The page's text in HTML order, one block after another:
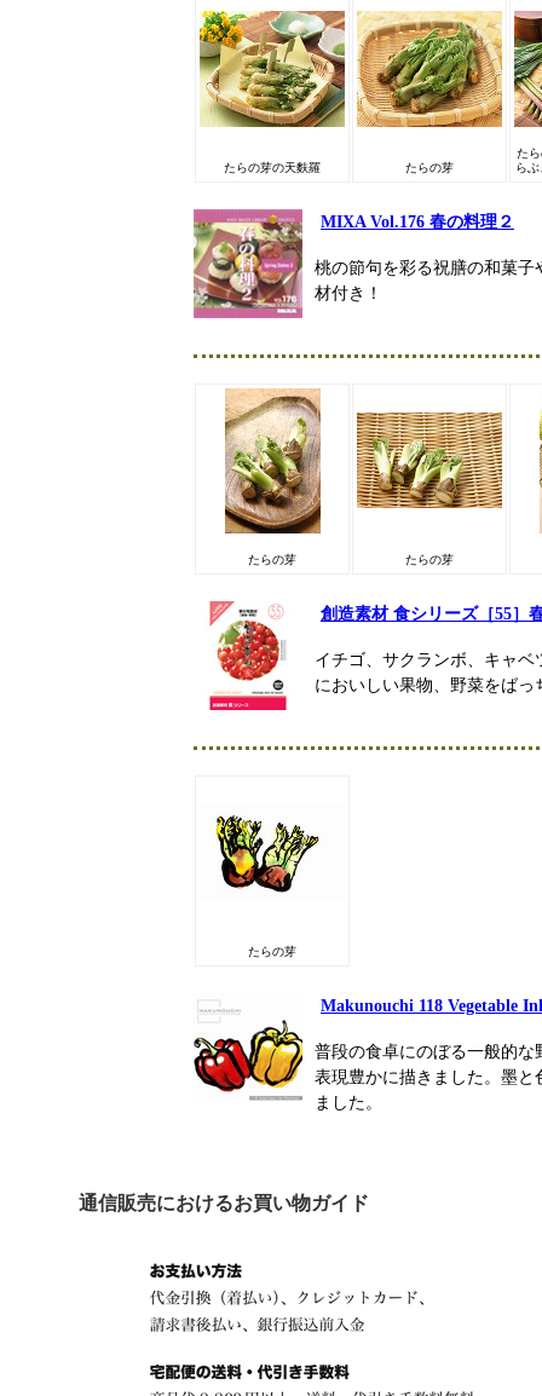
たらの芽の天麩羅 たらの芽
た
ら
MIXA Vol.176 春の料理２
桃の節句を彩る祝膳の和菓
材付き！
たらの芽 たらの芽
創造素材 食シリーズ［55］
イチゴ、サクランボ、キャ
においしい果物、野菜をばっ
たらの芽
Makunouchi 118 Vegetable
普段の食卓にのぼる一般的
表現豊かに描きました。墨
ました。
通信販売におけるお買い物ガイド